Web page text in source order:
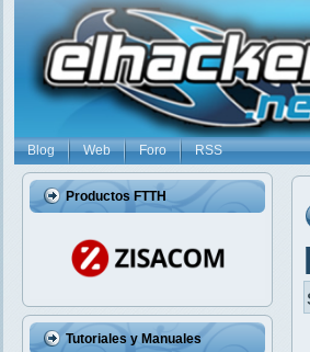
Blog Web Foro RSS
Productos FTTH
Tutoriales y Manuales